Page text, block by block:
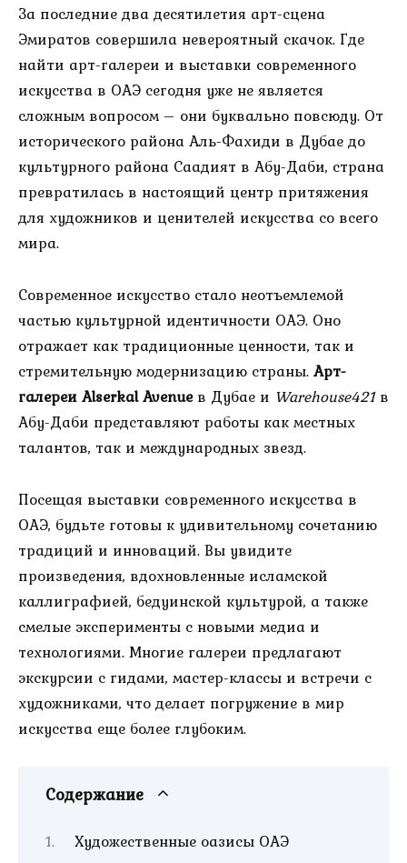
За последние два десятилетия арт-сцена
Эмиратов совершила невероятный скачок. Где
найти арт-галереи и выставки современного
искусства в ОАЭ сегодня уже не является
сложным вопросом – они буквально повсюду. От
исторического района Аль-Фахиди в Дубае до
культурного района Саадият в Абу-Даби, страна
превратилась в настоящий центр притяжения
для художников и ценителей искусства со всего
мира.
Современное искусство стало неотъемлемой
частью культурной идентичности ОАЭ. Оно
отражает как традиционные ценности, так и
стремительную модернизацию страны.Арт-
галереи Alserkal Avenueв Дубае и Warehouse421в
Абу-Даби представляют работы как местных
талантов, так и международных звезд.
Посещая выставки современного искусства в
ОАЭ, будьте готовы к удивительному сочетанию
традиций и инноваций. Вы увидите
произведения, вдохновленные исламской
каллиграфией, бедуинской культурой, а также
смелые эксперименты с новыми медиа и
технологиями. Многие галереи предлагают
экскурсии с гидами, мастер-классы и встречи с
художниками, что делает погружение в мир
искусства еще более глубоким.
Содержание
Художественные оазисы ОАЭ